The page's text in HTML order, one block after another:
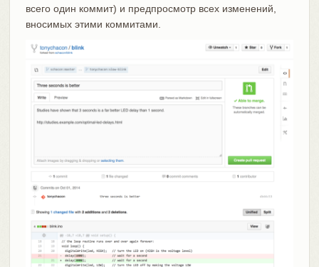
всего один коммит) и предпросмотр всех изменений,
вносимых этими коммитами.